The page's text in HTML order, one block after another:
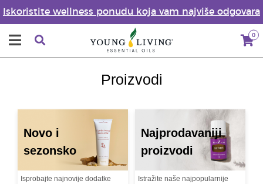
Iskoristite wellness ponudu koja vam najviše odgovara
0
Proizvodi
Novo i
sezonsko
Isprobajte najnovije dodatke
Najprodavaniji
proizvodi
Istražite naše najpopularnije